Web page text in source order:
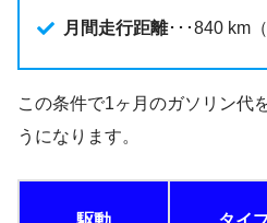
月間走行距離･･･840 km（
この条件で1ヶ月のガソリン代
うになります。